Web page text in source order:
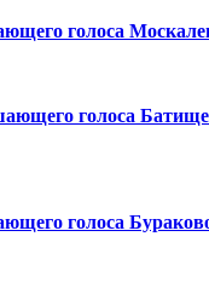
голоса
голоса
голоса